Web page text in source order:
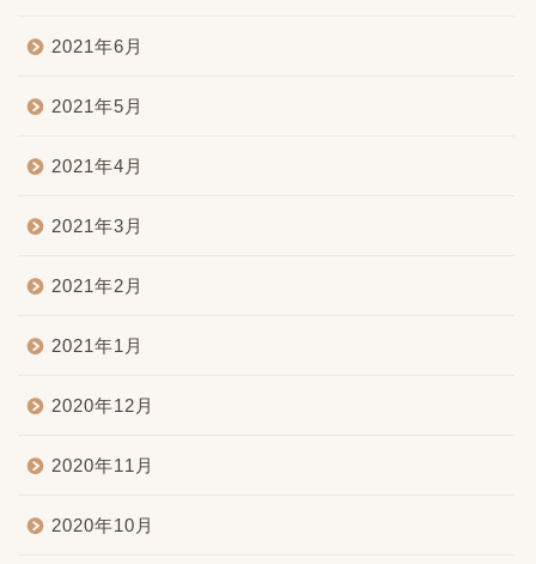
2021年6月
2021年5月
2021年4月
2021年3月
2021年2月
2021年1月
2020年12月
2020年11月
2020年10月